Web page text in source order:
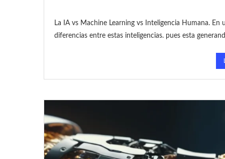
La IA vs Machine Learning vs Inteligencia Humana.
diferencias entre estas inteligencias. pues esta